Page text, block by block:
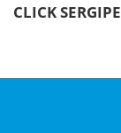
CLICK SERGIPE